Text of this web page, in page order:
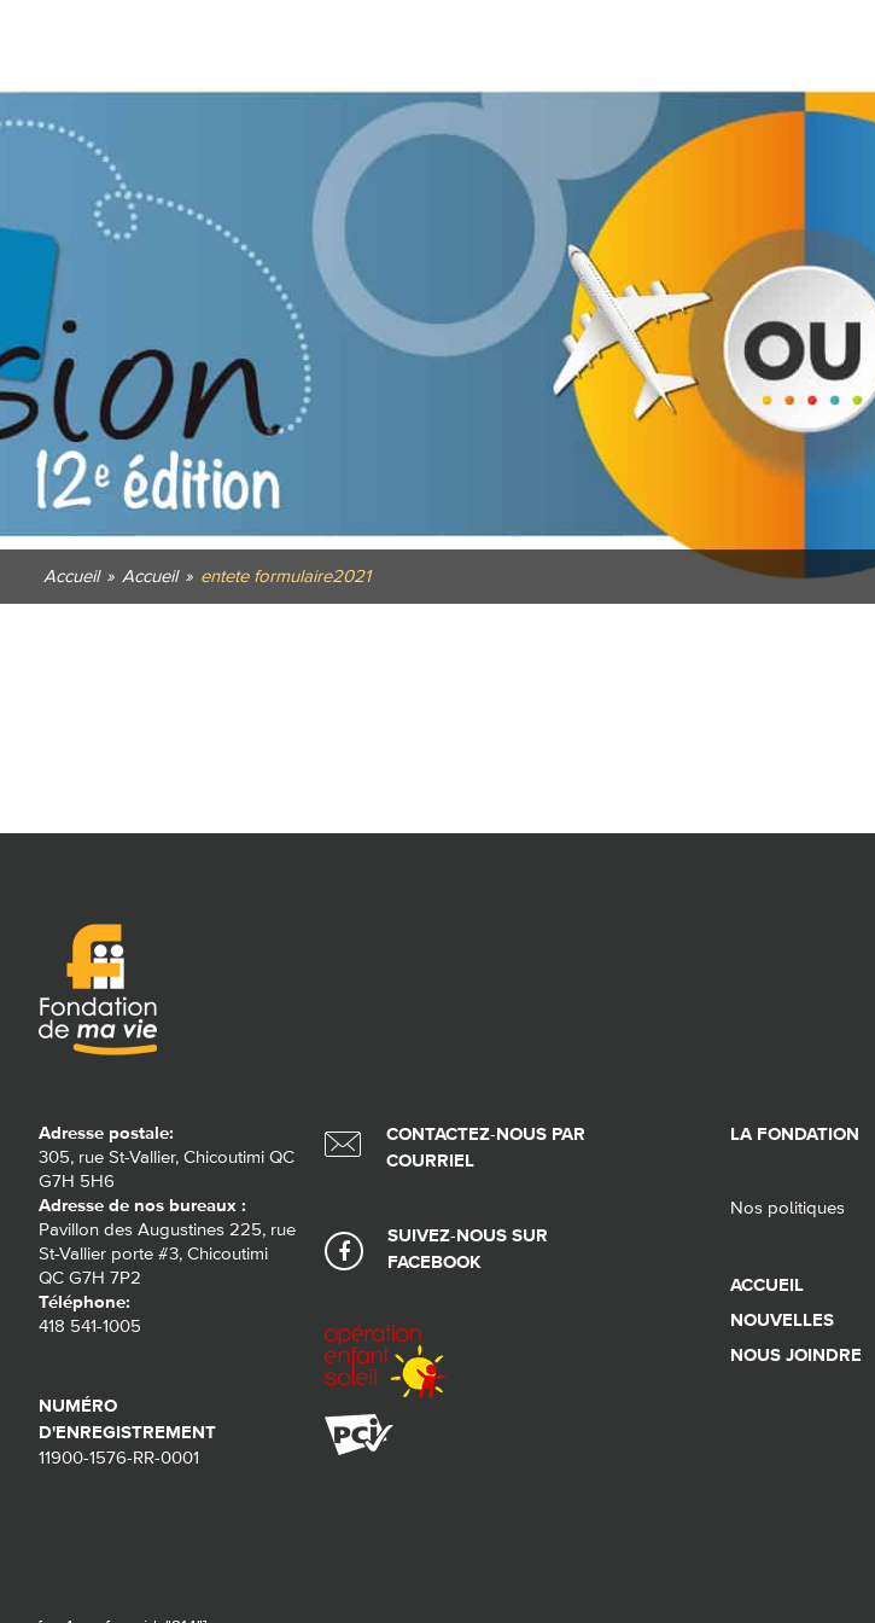
Accueil » Accueil » entete formulaire2021
Adresse postale:
305, rue St-Vallier, Chicoutimi QC
G7H 5H6
Adresse de nos bureaux :
Pavillon des Augustines 225, rue
St-Vallier porte #3, Chicoutimi
QC G7H 7P2
Téléphone:
418 541-1005
NUMÉRO
D'ENREGISTREMENT
11900-1576-RR-0001
CONTACTEZ-NOUS PAR
COURRIEL
SUIVEZ-NOUS SUR
FACEBOOK
LA FONDATION
Nos politiques
ACCUEIL
NOUVELLES
NOUS JOINDRE